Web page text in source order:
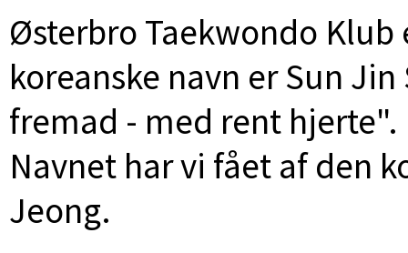
Østerbro Taekwondo Klub
koreanske navn er Sun
fremad - med rent hjerte".
Navnet har vi fået af den
Jeong.